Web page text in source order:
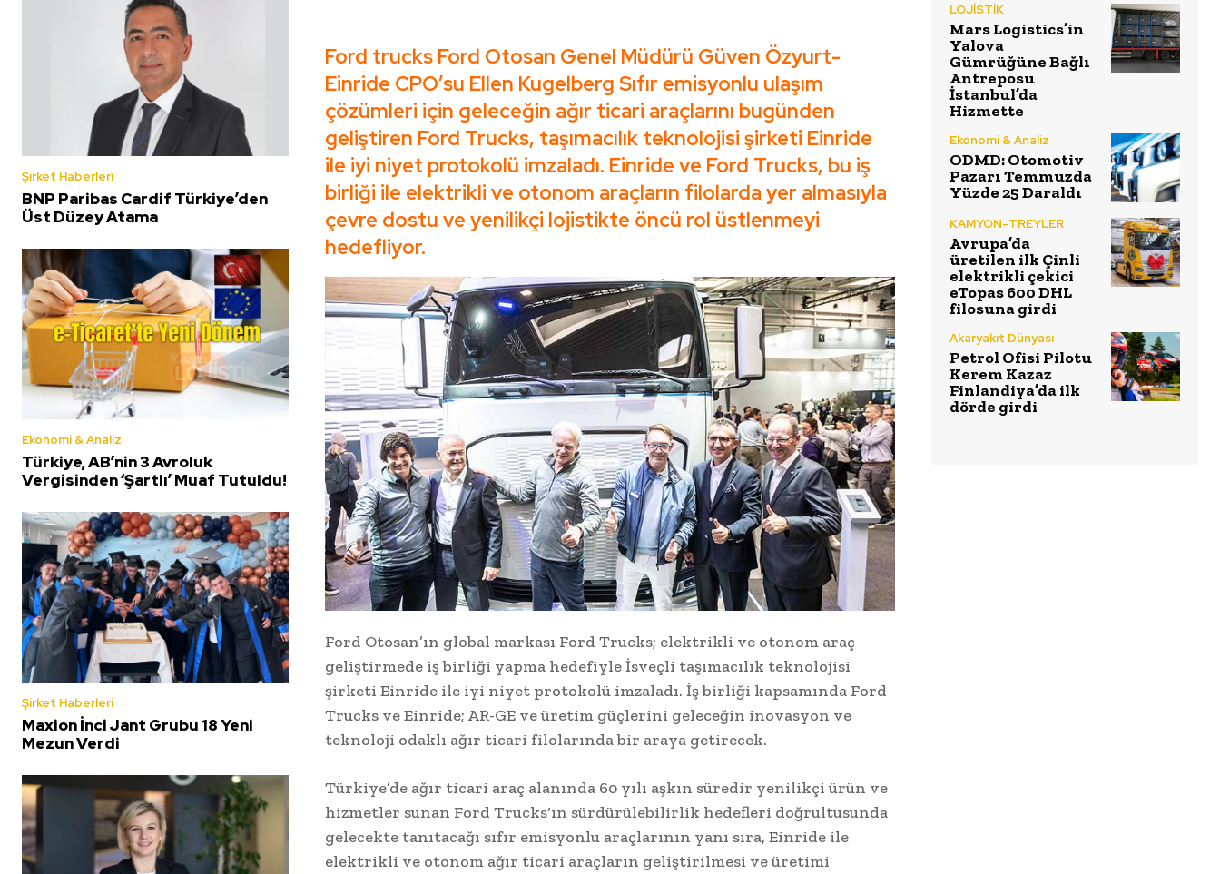
Şirket Haberleri
BNP Paribas Cardif Türkiye’den
Üst Düzey Atama
Ekonomi & Analiz
Türkiye, AB’nin 3 Avroluk
Vergisinden ‘Şartlı’ Muaf Tutuldu!
Şirket Haberleri
Maxion İnci Jant Grubu 18 Yeni
Mezun Verdi
Ford trucks Ford Otosan Genel Müdürü Güven Özyurt-
Einride CPO’su Ellen Kugelberg Sıfır emisyonlu ulaşım
çözümleri için geleceğin ağır ticari araçlarını bugünden
geliştiren Ford Trucks, taşımacılık teknolojisi şirketi Einride
ile iyi niyet protokolü imzaladı. Einride ve Ford Trucks, bu iş
birliği ile elektrikli ve otonom araçların filolarda yer almasıyla
çevre dostu ve yenilikçi lojistikte öncü rol üstlenmeyi
hedefliyor.
Ford Otosan’ın global markası Ford Trucks; elektrikli ve otonom araç
geliştirmede iş birliği yapma hedefiyle İsveçli taşımacılık teknolojisi
şirketi Einride ile iyi niyet protokolü imzaladı. İş birliği kapsamında Ford
Trucks ve Einride; AR-GE ve üretim güçlerini geleceğin inovasyon ve
teknoloji odaklı ağır ticari filolarında bir araya getirecek.
Türkiye’de ağır ticari araç alanında 60 yılı aşkın süredir yenilikçi ürün ve
hizmetler sunan Ford Trucks‘ın sürdürülebilirlik hedefleri doğrultusunda
gelecekte tanıtacağı sıfır emisyonlu araçlarının yanı sıra, Einride ile
elektrikli ve otonom ağır ticari araçların geliştirilmesi ve üretimi
LOJİSTİK
Mars Logistics’in
Yalova
Gümrüğüne Bağlı
Antreposu
İstanbul’da
Hizmette
Ekonomi & Analiz
ODMD: Otomotiv
Pazarı Temmuzda
Yüzde 25 Daraldı
KAMYON-TREYLER
Avrupa’da
üretilen ilk Çinli
elektrikli çekici
eTopas 600 DHL
filosuna girdi
Akaryakıt Dünyası
Petrol Ofisi Pilotu
Kerem Kazaz
Finlandiya’da ilk
dörde girdi